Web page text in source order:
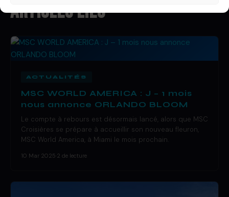
ARTICLES LIÉS
ACTUALITÉS
MSC WORLD AMERICA : J – 1 mois
nous annonce ORLANDO BLOOM
Le compte à rebours est désormais lancé, alors que MSC
Croisières se prépare à accueillir son nouveau fleuron,
MSC World America, à Miami le mois prochain.
10 Mar 2025 2 de lecture